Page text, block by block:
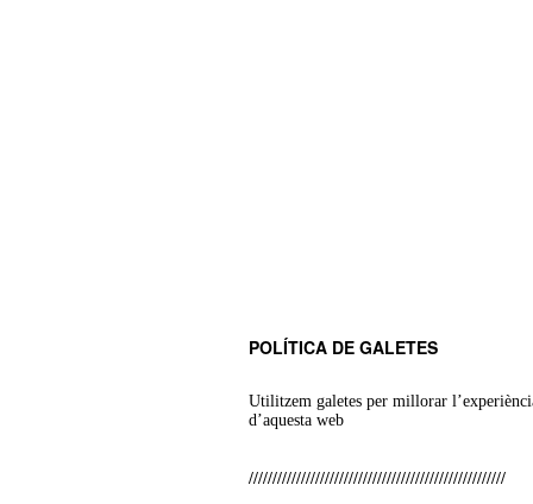
POLÍTICA DE GALETES
Utilitzem galetes per millorar
d’aquesta web
//////////////////////////////////////////////////////